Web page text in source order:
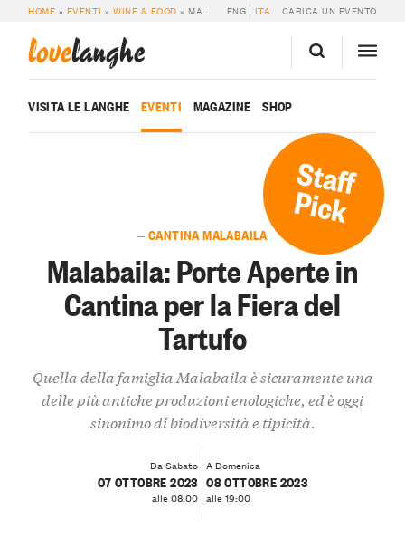
HOME » EVENTI »WINE & FOOD » MALABAILA: PORTE APERTE IN CANTINA PER LA FIERA DEL TARTUFO ENG ITA CARICA UN EVENTO
lovelanghe
VISITA LE LANGHE EVENTI MAGAZINE SHOP
Staff
Pick
— CANTINA MALABAILA
Malabaila: Porte Aperte in
Cantina per la Fiera del
Tartufo
Quella della famiglia Malabaila è sicuramente una
delle più antiche produzioni enologiche, ed è oggi
sinonimo di biodiversità e tipicità.
Da Sabato
07 OTTOBRE 2023
alle 08:00
A Domenica
08 OTTOBRE 2023
alle 19:00